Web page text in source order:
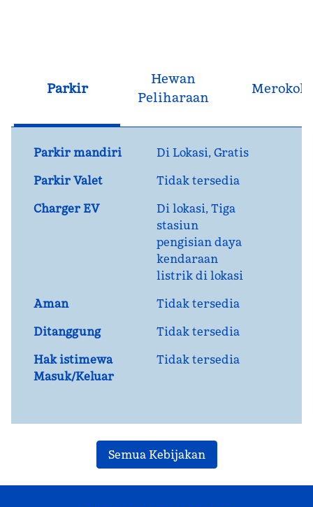
Parkir
Hewan
Peliharaan
Merokok
Parkir mandiri Di Lokasi, Gratis
Parkir Valet
Tidak tersedia
Charger EV
Di lokasi, Tiga
stasiun
pengisian daya
kendaraan
listrik di lokasi
Aman
Tidak tersedia
Ditanggung
Tidak tersedia
Hak istimewa
Masuk/Keluar
Tidak tersedia
Semua Kebijakan